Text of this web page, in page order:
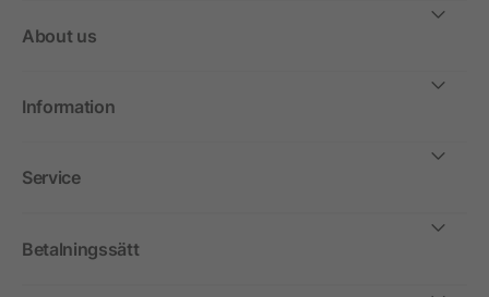
About us
Information
Service
Betalningssätt